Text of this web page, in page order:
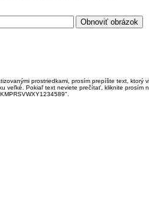
prostriedkami, prosím prepíšte text, ktorý
veľké. Pokiaľ text neviete prečítať, kliknite prosím